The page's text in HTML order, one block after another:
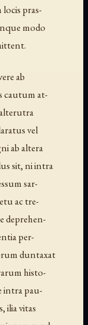
pras-
modo
ab
cautum at-
vel
ab altera
sit, ni intra
sar-
ac tre-
deprehen-
per-
duntaxat
histo-
intra pau-
ilia vitas